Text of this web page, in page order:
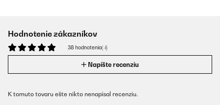
Hodnotenie zákazníkov
38 hodnotenia(-í)
Napíšte recenziu
K tomuto tovaru ešte nikto nenapísal recenziu.